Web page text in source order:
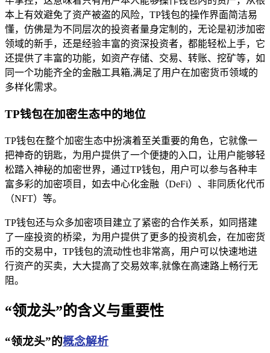
本上有效避免了资产被盗的风险，TP钱包的操作界面简洁易
懂，仿佛是为不同层次的投资者量身定制的，无论是初涉加密
领域的新手，还是经验丰富的资深投资者，都能轻松上手，它
还提供了丰富的功能，如资产存储、交易、转账、挖矿等，如
同一个功能齐全的金融工具箱,满足了用户在加密货币领域的
多样化需求。
TP钱包在加密生态中的地位
TP钱包在整个加密生态中扮演着至关重要的角色，它就像一
把神奇的钥匙，为用户提供了一个便捷的入口，让用户能够轻
松踏入神秘的加密世界，通过TP钱包，用户可以参与各种丰
富多彩的加密项目，如去中心化金融（DeFi）、非同质化代币
（NFT）等。
TP钱包还与众多加密项目建立了紧密的合作关系，如同搭建
了一座投资的桥梁，为用户提供了更多的投资机会，在加密货
币的交易中，TP钱包的流动性也非常高，用户可以快速地进
行资产的买卖，大大提高了交易效率,就像在高速路上畅行无
阻。
“领龙头”的含义与重要性
“领龙头”的概念解析